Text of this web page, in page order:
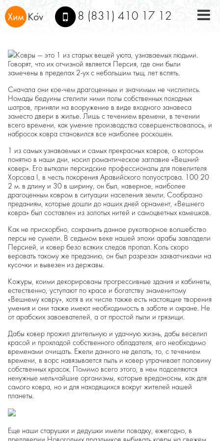
8 (831) 410 17 12
Ковры — это 1 из старых вещей уюта, узнаваемых людьми.
Говорят, что их отчизной является Персия, где они были
замечены в пределах 2-ух с небольшим тыщ. лет вспять.
Сначала они кое-чем драгоценным и значимым не числились.
Номады бедуины стелили ними полы собственных походных
шатров, приняли на вооружение в виде входного занавеса
заместо двери в жилье. Лишь с течением времени, в течении
всего времени, как умение производства совершенствовалось, и
набросок ковра становился все наиболее роскошен.
1 из самых узнаваемых и самых прекрасных ковров, о котором
понятно в наши дни, носил романтическое заглавие «Вешний
ковер». Его выткали персидские профессионалы для повелителя
Хорсова I, в честь покорения Аравийского полуострова. 100 20
2 м. в длину и 30 в ширину, он был, наверное, наиболее
драгоценным ковром в ситуации населения земли. Сообразно
преданиям, которые дошли до наших дней орнамент, «Вешнего
ковра» был составлен из золотых нитей и самоцветных камешков.
Как не прискорбно, сохранить данное рукотворное волшебство
персы не сумели. В седьмом веке нашей эпохи арабы завладели
Персией, и ковер безо всяких следов пропал. Коль скоро
веровать такому же преданию, он был разрезан захватчиками на
кусочки и вывезен из державы.
Кожуры, коими декорированы прогрессивные здания и кабинеты,
естественно, уступают по красе и богатству знаменитому
«Вешнему ковру», хотя в их числе также есть настоящие творения
умения и они также имеют необходимость в заботе и охране. Не
от арабских завоевателей, а от простой пыли и грязищи.
Дабы ковер прожил длительную и удачную жизнь, дабы веселил
красой и прохладой собственного обладателя, его необходимо
временами очищать. Ежели данного не делать, то, с течением
времени, в ворс навязывается пыль и ковер утрачивает половину
собственных красок. Помимо всего этого, в нем подселяются
ненужные мельчайшие организмы, которые вредоносны, как для
самого ковра, но и для находящихся вокруг жителей нашей
планеты.
Еще наши старушки и дедушки имели повадку, ежегодно, в